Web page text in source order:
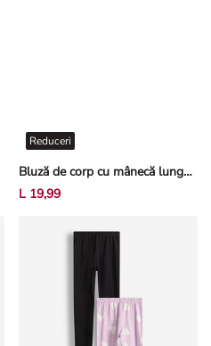
Bluză de corp cu mânecă lungă - Imprimeu allover - Alb-crem deschis
Reduceri
L 19,99